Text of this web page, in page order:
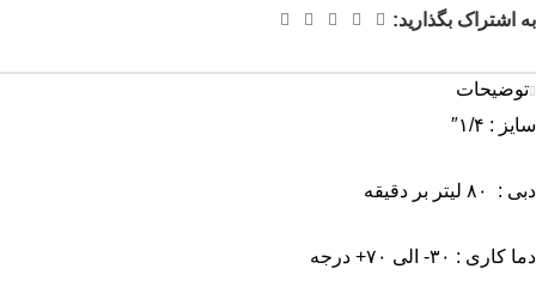
به اشتراک بگذارید:
توضیحات
سایز : ۱/۴″
دبی : ۸۰ لیتر بر دقیقه
دما کاری : ۳۰- الی ۷۰+ درجه